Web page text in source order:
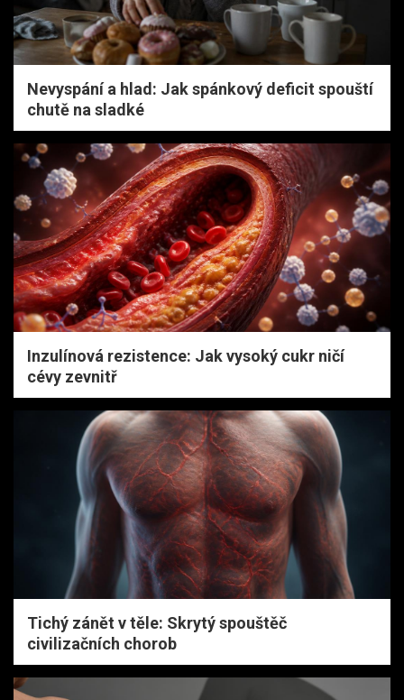
Nevyspání a hlad: Jak spánkový deficit spouští
chutě na sladké
Inzulínová rezistence: Jak vysoký cukr ničí
cévy zevnitř
Tichý zánět v těle: Skrytý spouštěč
civilizačních chorob